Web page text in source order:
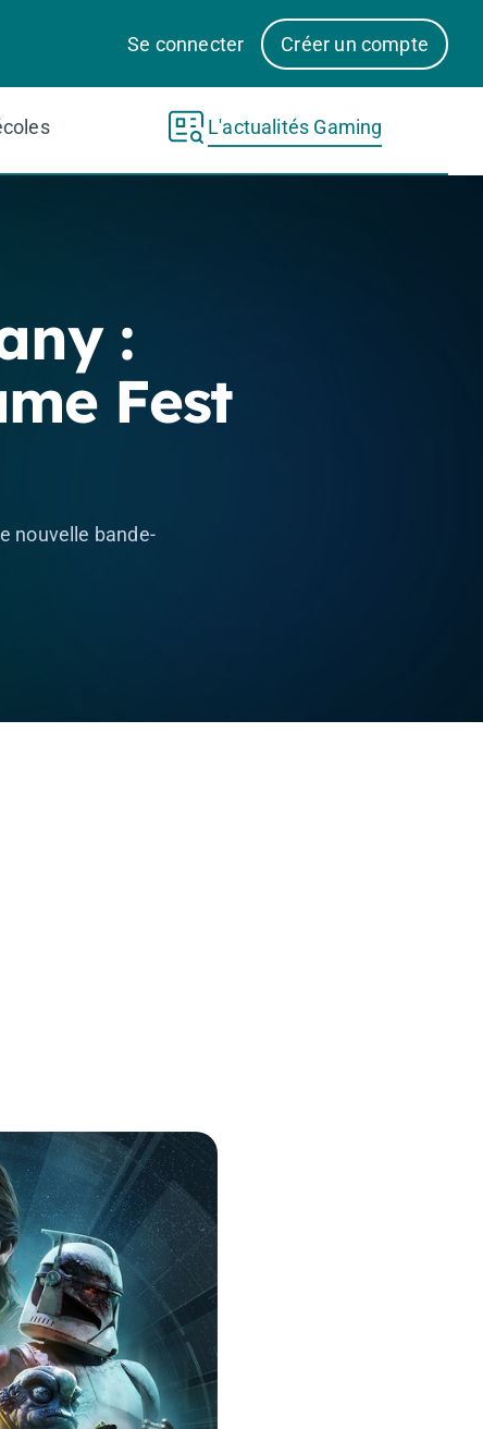
Se connecter
Créer un compte
L'actualités Gaming
:
Fest
nouvelle bande-